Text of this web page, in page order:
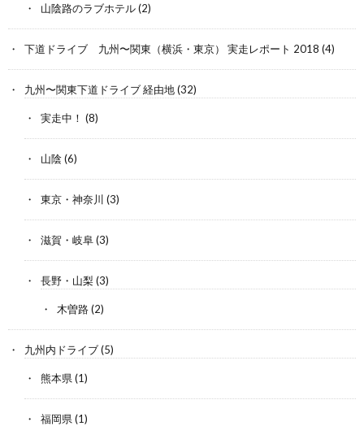
山陰路のラブホテル(2)
下道ドライブ 九州〜関東（横浜・東京） 実走レポート 2018 (4)
九州〜関東下道ドライブ 経由地(32)
実走中！ (8)
山陰(6)
東京・神奈川 (3)
滋賀・岐阜(3)
長野・山梨(3)
木曽路(2)
九州内ドライブ(5)
熊本県(1)
福岡県(1)